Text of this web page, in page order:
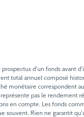
d’un fonds avant
total annuel composé
monétaire correspondent
pas le rendement
en compte. Les fonds
souvent. Rien ne garantit